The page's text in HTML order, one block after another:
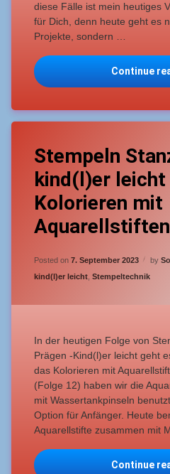
diese Fälle ist mein heutiges
für Dich, denn heute geht es
Projekte, sondern …
Continue
Stempeln
kind(l)er
Kolorieren mit
Posted on 7. September 2023 by
Categories:
kind(l)er leicht Stempeltechnik
In der heutigen Folge von
Prägen -Kind(l)er leicht geht
das Kolorieren mit
(Folge 12) haben wir die
mit Wassertankpinseln
Option für Anfänger. Heute
Aquarellstifte zusammen mit
Continue
Anfänger
a
Comment
on
Stempeln
Stanzen
Prägen
–
kind(l)er
–
(13)